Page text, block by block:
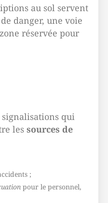
au sol servent
de danger, une voie
réservée pour
signalisations qui
les sources de
;
pour le personnel,